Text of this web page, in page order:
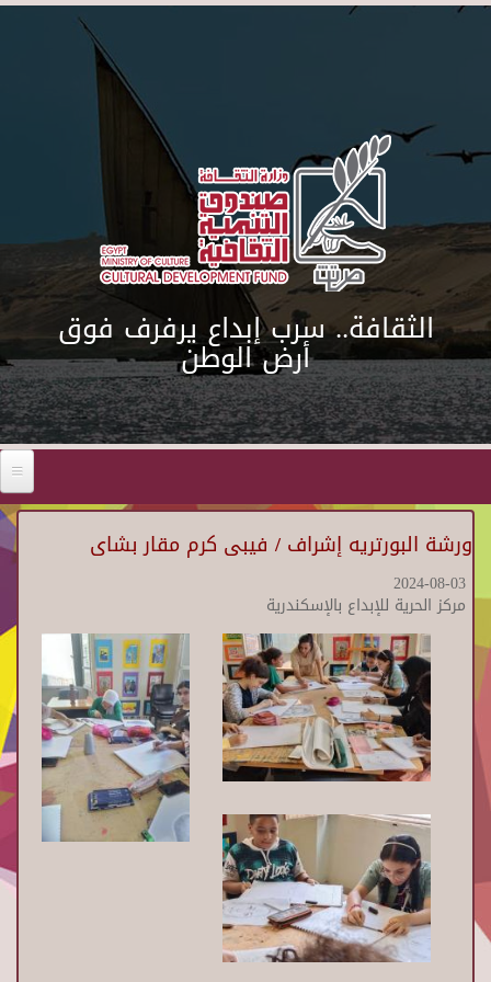
Skip to main content
الثقافة.. سرب إبداع يرفرف فوق
أرض الوطن
ورشة البورتريه إشراف / فيبى كرم مقار بشاى
2024-08-03
مركز الحرية للإبداع بالإسكندرية